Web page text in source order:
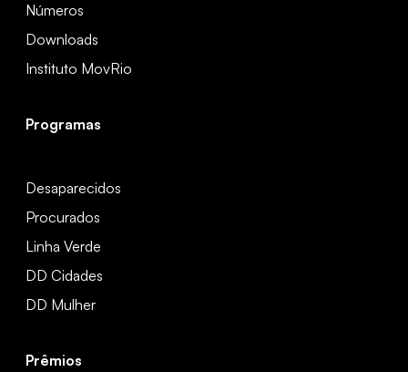
Números
Downloads
Instituto MovRio
Programas
Desaparecidos
Procurados
Linha Verde
DD Cidades
DD Mulher
Prêmios